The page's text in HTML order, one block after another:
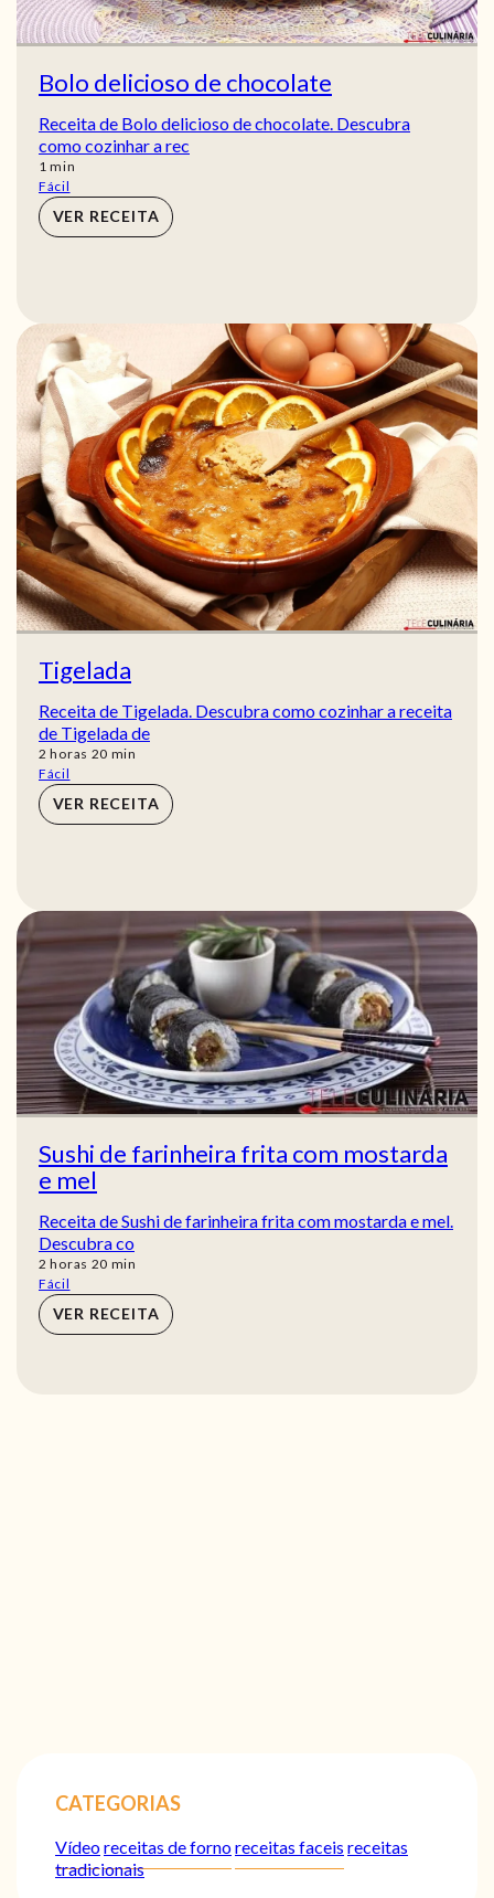
Bolo delicioso de chocolate
Receita de Bolo delicioso de chocolate. Descubra
como cozinhar a rec
1 min
min
Fácil
VER RECEITA
Tigelada
Receita de Tigelada. Descubra como cozinhar a receita
de Tigelada de
2 horas
horas 20 min
min
Fácil
VER RECEITA
Sushi de farinheira frita com mostarda
e mel
Receita de Sushi de farinheira frita com mostarda e mel.
Descubra co
2 horas
horas 20 min
min
Fácil
VER RECEITA
CATEGORIAS
Vídeoreceitas de fornoreceitas faceis receitas
tradicionais